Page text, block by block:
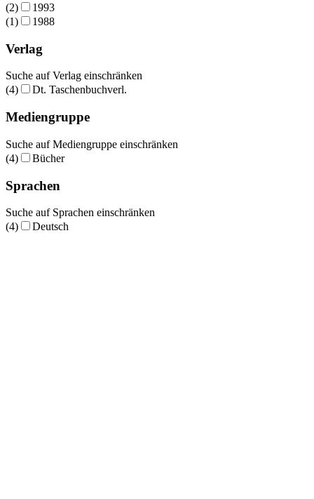
(2)
1993
(1)
1988
Verlag
Suche auf Verlag einschränken
(4)
Dt. Taschenbuchverl.
Mediengruppe
Suche auf Mediengruppe einschränken
(4)
Bücher
Sprachen
Suche auf Sprachen einschränken
(4)
Deutsch